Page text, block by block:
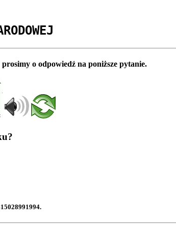
o odpowiedź na poniższe pytanie.
.